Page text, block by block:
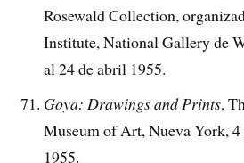
Rosewald Collection,
Institute, National Gallery de
al 24 de abril 1955.
Goya: Drawings and Prints,
Museum of Art, Nueva York, 4
1955.